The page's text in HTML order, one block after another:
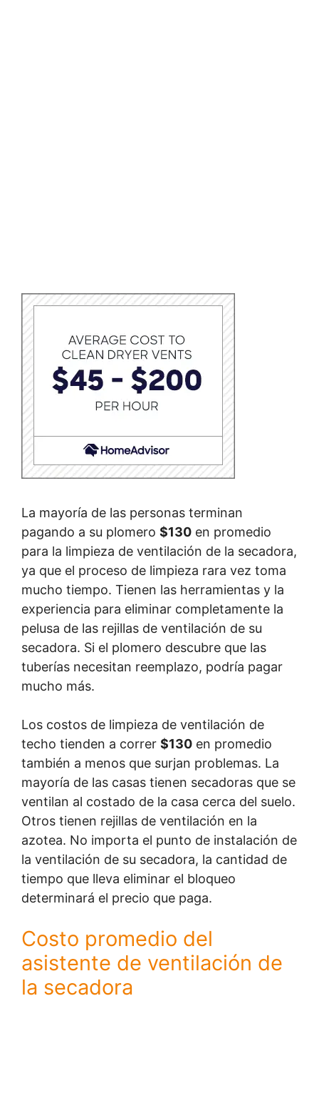
La mayoría de las personas terminan
pagando a su plomero $130 en promedio
para la limpieza de ventilación de la secadora,
ya que el proceso de limpieza rara vez toma
mucho tiempo. Tienen las herramientas y la
experiencia para eliminar completamente la
pelusa de las rejillas de ventilación de su
secadora. Si el plomero descubre que las
tuberías necesitan reemplazo, podría pagar
mucho más.
Los costos de limpieza de ventilación de
techo tienden a correr $130 en promedio
también a menos que surjan problemas. La
mayoría de las casas tienen secadoras que se
ventilan al costado de la casa cerca del suelo.
Otros tienen rejillas de ventilación en la
azotea. No importa el punto de instalación de
la ventilación de su secadora, la cantidad de
tiempo que lleva eliminar el bloqueo
determinará el precio que paga.
Costo promedio del
asistente de ventilación de
la secadora